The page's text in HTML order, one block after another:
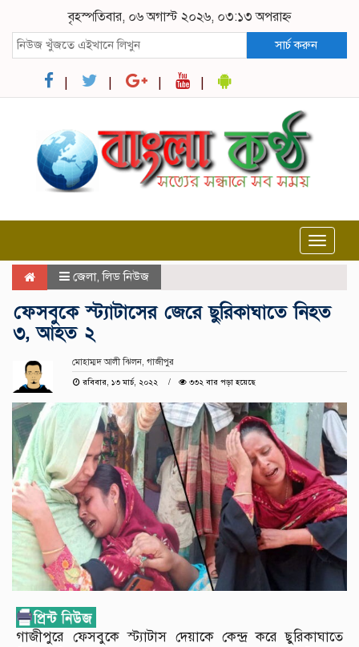
বৃহস্পতিবার, ০৬ অগাস্ট ২০২৬, ০৩:১৩ অপরাহ্ন
সার্চ করুন
Toggle
জেলা,লিড নিউজ
ফেসবুকে স্ট্যাটাসের জেরে ছুরিকাঘাতে নিহত
৩, আহত ২
মোহাম্মদ আলী ঝিলন, গাজীপুর
রবিবার, ১৩ মার্চ, ২০২২
৩৩২ বার পড়া হয়েছে
গাজীপুরে ফেসবুকে স্ট্যাটাস দেয়াকে কেন্দ্র করে ছুরিকাঘাতে